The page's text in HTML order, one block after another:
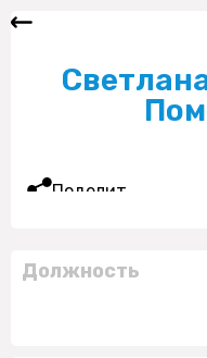
Поделиться
Должность